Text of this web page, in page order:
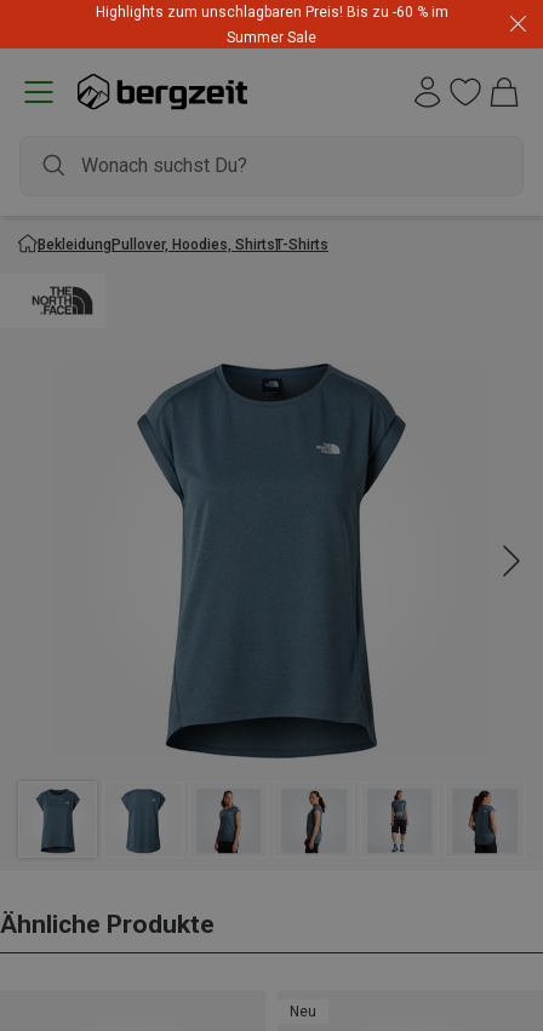
Highlights zum unschlagbaren Preis! Bis zu -60 % im
Summer Sale
BekleidungPullover, Hoodies, ShirtsT-Shirts
Ähnliche Produkte
Neu